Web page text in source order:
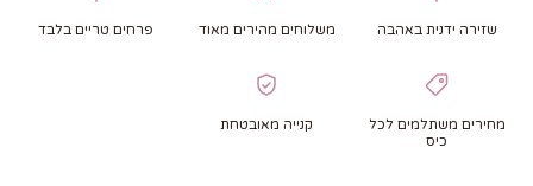
שזירה ידנית באהבה משלוחים מהירים מאוד פרחים טריים בלבד
מחירים משתלמים לכל
כיס
קנייה מאובטחת